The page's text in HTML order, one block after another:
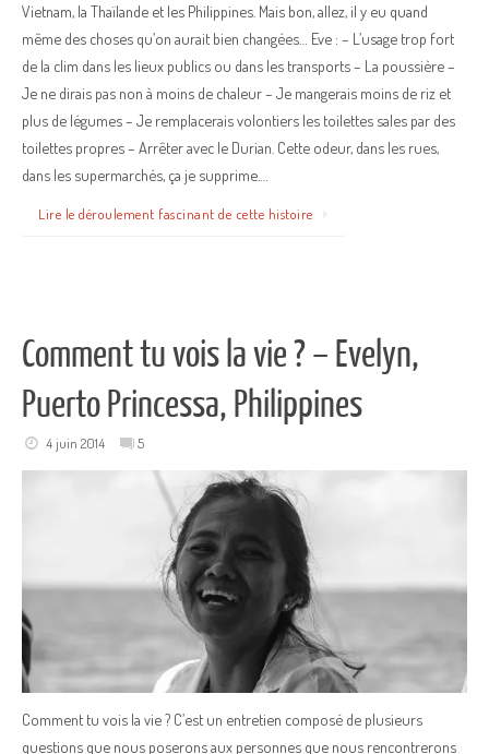
Vietnam, la Thaïlande et les Philippines. Mais bon, allez, il y eu quand
même des choses qu’on aurait bien changées… Eve : – L’usage trop fort
de la clim dans les lieux publics ou dans les transports – La poussière –
Je ne dirais pas non à moins de chaleur – Je mangerais moins de riz et
plus de légumes – Je remplacerais volontiers les toilettes sales par des
toilettes propres – Arrêter avec le Durian. Cette odeur, dans les rues,
dans les supermarchés, ça je supprime.…
Lire le déroulement fascinant de cette histoire
Comment tu vois la vie ? – Evelyn,
Puerto Princessa, Philippines
4 juin 2014 5
Comment tu vois la vie ? C’est un entretien composé de plusieurs
questions que nous poserons aux personnes que nous rencontrerons